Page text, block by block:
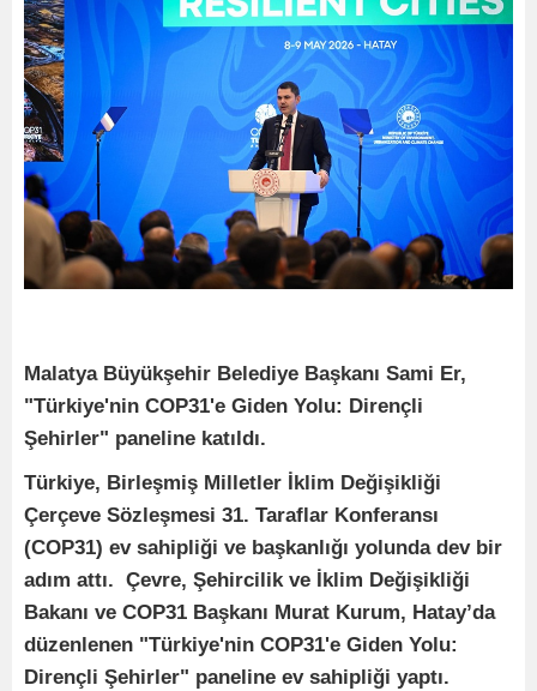
Malatya Büyükşehir Belediye Başkanı Sami Er,
"Türkiye'nin COP31'e Giden Yolu: Dirençli
Şehirler" paneline katıldı.
Türkiye, Birleşmiş Milletler İklim Değişikliği
Çerçeve Sözleşmesi 31. Taraflar Konferansı
(COP31) ev sahipliği ve başkanlığı yolunda dev bir
adım attı. Çevre, Şehircilik ve İklim Değişikliği
Bakanı ve COP31 Başkanı Murat Kurum, Hatay’da
düzenlenen "Türkiye'nin COP31'e Giden Yolu:
Dirençli Şehirler" paneline ev sahipliği yaptı.